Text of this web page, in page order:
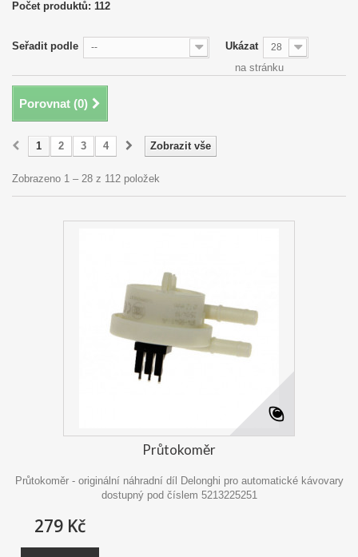
Počet produktů: 112
Seřadit podle -- Ukázat 28
na stránku
Porovnat (0)
Zobrazit vše
1 2 3 4
Zobrazeno 1 – 28 z 112 položek
Průtokoměr
Průtokoměr - originální náhradní díl Delonghi pro automatické kávovary
dostupný pod číslem 5213225251
279 Kč